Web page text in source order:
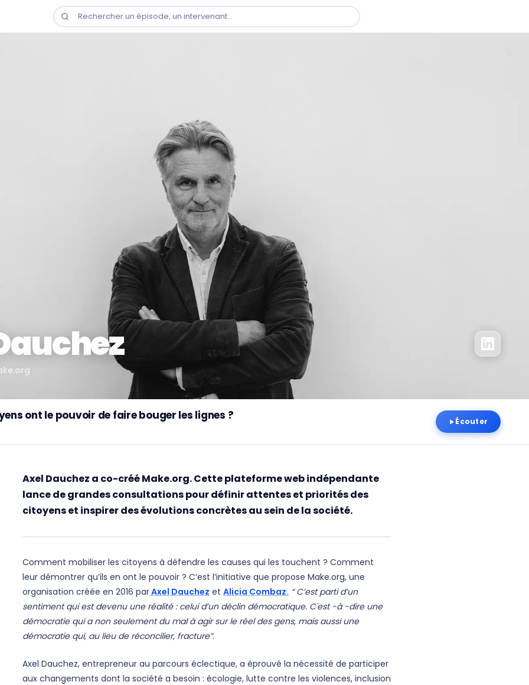
Rechercher
ont le pouvoir de faire bouger les lignes ? Écouter
Axel Dauchez a co-créé Make.org. Cette plateforme web indépendante
lance de grandes consultations pour définir attentes et priorités des
citoyens et inspirer des évolutions concrètes au sein de la société.
Comment mobiliser les citoyens à défendre les causes qui les touchent ? Comment
leur démontrer qu’ils en ont le pouvoir ? C’est l’initiative que propose Make.org, une
organisation créée en 2016 parAxel Dauchez et Alicia Combaz. “ C’est parti d’un
sentiment qui est devenu une réalité : celui d’un déclin démocratique. C'est -à -dire une
démocratie qui a non seulement du mal à agir sur le réel des gens, mais aussi une
démocratie qui, au lieu de réconcilier, fracture”.
Axel Dauchez, entrepreneur au parcours éclectique, a éprouvé la nécessité de participer
aux changements dont la société a besoin : écologie, lutte contre les violences, inclusion